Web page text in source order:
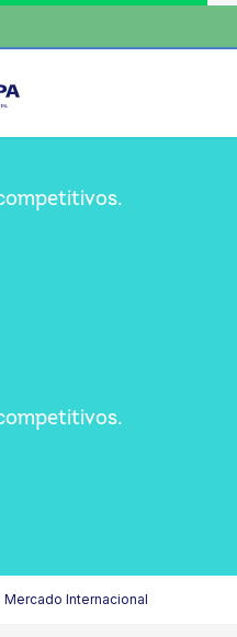
Mercado Internacional